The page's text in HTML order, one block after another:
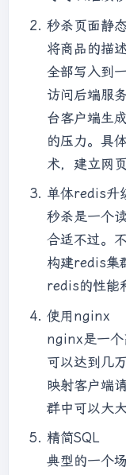
秒杀页面静
将商品的描
全部写入到
访问后端服
台客户端生
的压力。具
术，建立网
单体redis升
秒杀是一个
合适不过。
构建redis集
redis的性能
使用nginx
nginx是一个
可以达到几
映射客户端
群中可以大
精简SQL
典型的一个